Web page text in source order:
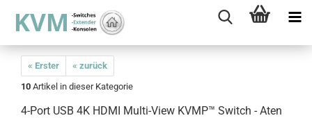
« Erster
« zurück
10 Artikel in dieser Kategorie
4-Port USB 4K HDMI Multi-View KVMP™ Switch - Aten